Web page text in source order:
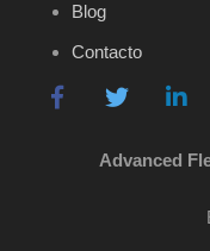
Blog
Contacto
Advanced